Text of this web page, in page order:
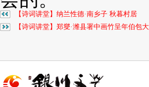
【诗词讲堂】纳兰性德·南乡子 秋暮村居
【诗词讲堂】郑燮·潍县署中画竹呈年伯包